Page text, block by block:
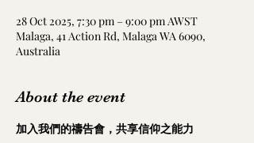
28 Oct 2025, 7:30 pm – 9:00 pm AWST
Malaga, 41 Action Rd, Malaga WA 6090,
Australia
About the event
加入我們的禱告會，共享信仰之能力